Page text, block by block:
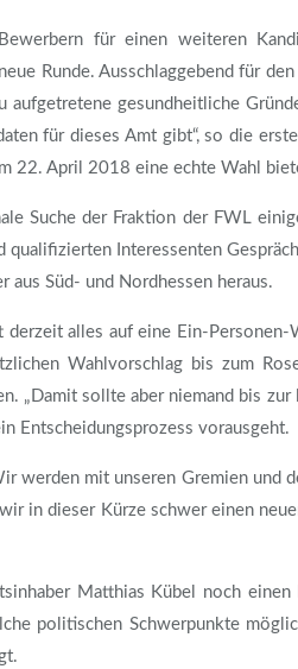
für einen weiteren
Runde. Ausschlaggebend für
gesundheitliche
für dieses Amt gibt“, so die
22. April 2018 eine echte Wahl
Suche der Fraktion der FWL
Interessenten
Süd- und Nordhessen heraus.
alles auf eine Ein-Personen-
Wahlvorschlag bis zum
„Damit sollte aber niemand bis zur
Entscheidungsprozess vorausgeht.
werden mit unseren Gremien und
in dieser Kürze schwer einen
Matthias Kübel noch einen
politischen Schwerpunkte